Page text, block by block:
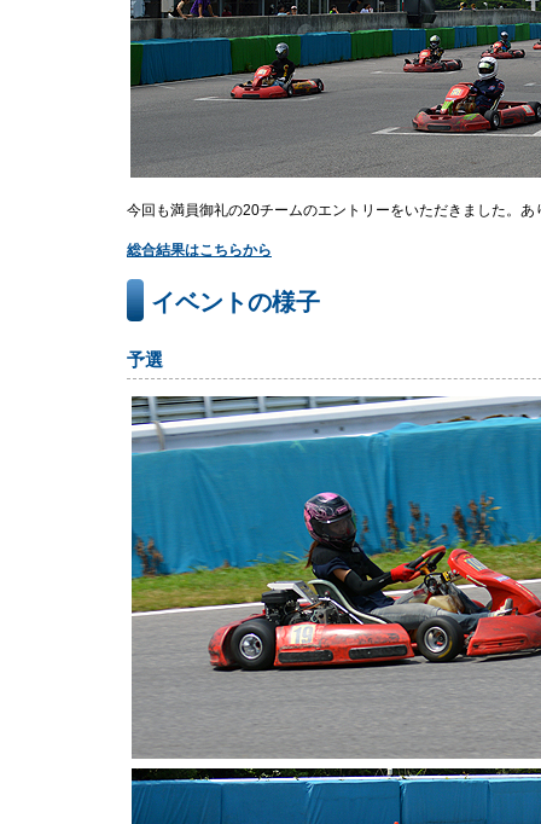
今回も満員御礼の20チームのエントリーをいただきました。あ
総合結果はこちらから
イベントの様子
予選